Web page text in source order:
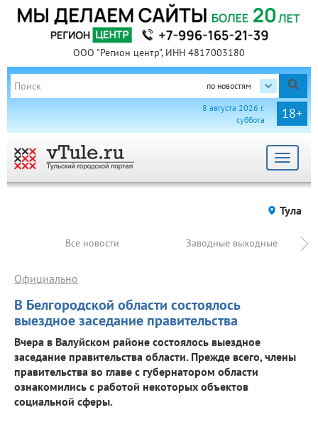
ООО "Регион центр", ИНН 4817003180
по новостям
18+
8 августа 2026 г.
суббота
Toggle
Тула
Все новости Заводные выходные
В Белгородской области состоялось
выездное заседание правительства
Официально
Вчера в Валуйском районе состоялось выездное
заседание правительства области. Прежде всего, члены
правительства во главе с губернатором области
ознакомились с работой некоторых объектов
социальной сферы.